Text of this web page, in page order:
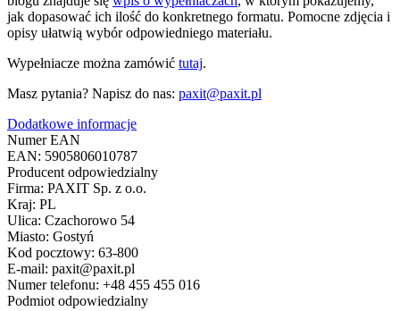
jak dopasować ich ilość do konkretnego formatu. Pomocne zdjęcia i
opisy ułatwią wybór odpowiedniego materiału.
Wypełniacze można zamówić tutaj.
Masz pytania? Napisz do nas: paxit@paxit.pl
Dodatkowe informacje
Numer EAN
EAN: 5905806010787
Producent odpowiedzialny
Firma: PAXIT Sp. z o.o.
Kraj: PL
Ulica: Czachorowo 54
Miasto: Gostyń
Kod pocztowy: 63-800
E-mail: paxit@paxit.pl
Numer telefonu: +48 455 455 016
Podmiot odpowiedzialny